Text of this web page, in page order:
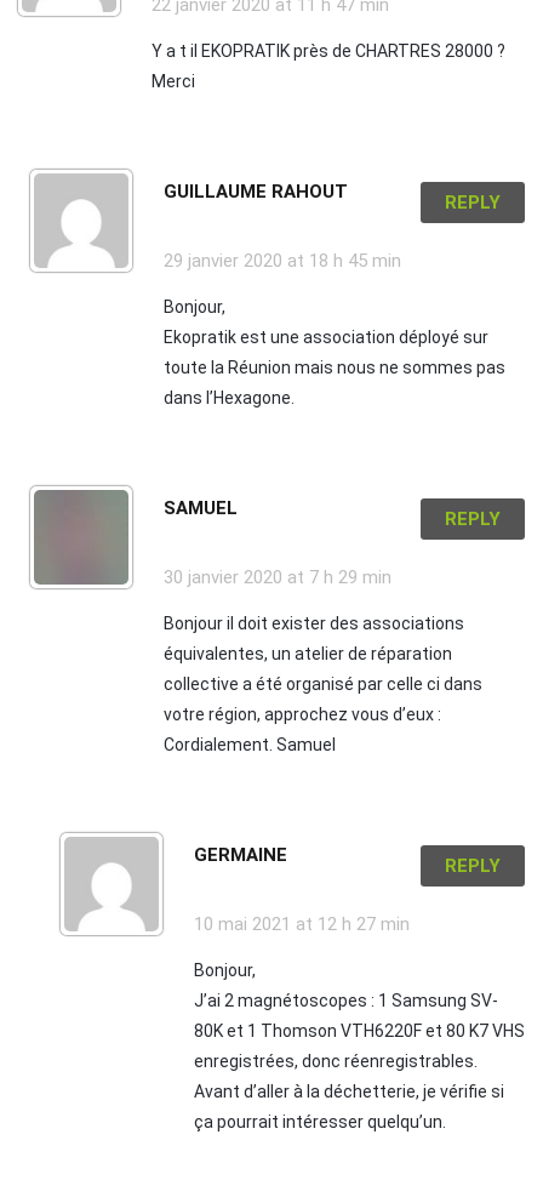
22 janvier 2020 at 11 h 47 min
Y a t il EKOPRATIK près de CHARTRES 28000 ?
Merci
GUILLAUME RAHOUT REPLY
29 janvier 2020 at 18 h 45 min
Bonjour,
Ekopratik est une association déployé sur
toute la Réunion mais nous ne sommes pas
dans l’Hexagone.
SAMUEL REPLY
30 janvier 2020 at 7 h 29 min
Bonjour il doit exister des associations
équivalentes, un atelier de réparation
collective a été organisé par celle ci dans
votre région, approchez vous d’eux :
Cordialement. Samuel
GERMAINE REPLY
10 mai 2021 at 12 h 27 min
Bonjour,
J’ai 2 magnétoscopes : 1 Samsung SV-
80K et 1 Thomson VTH6220F et 80 K7 VHS
enregistrées, donc réenregistrables.
Avant d’aller à la déchetterie, je vérifie si
ça pourrait intéresser quelqu’un.